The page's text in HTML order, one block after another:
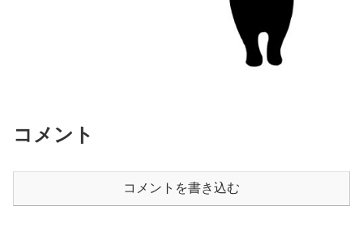
コメント
コメントを書き込む